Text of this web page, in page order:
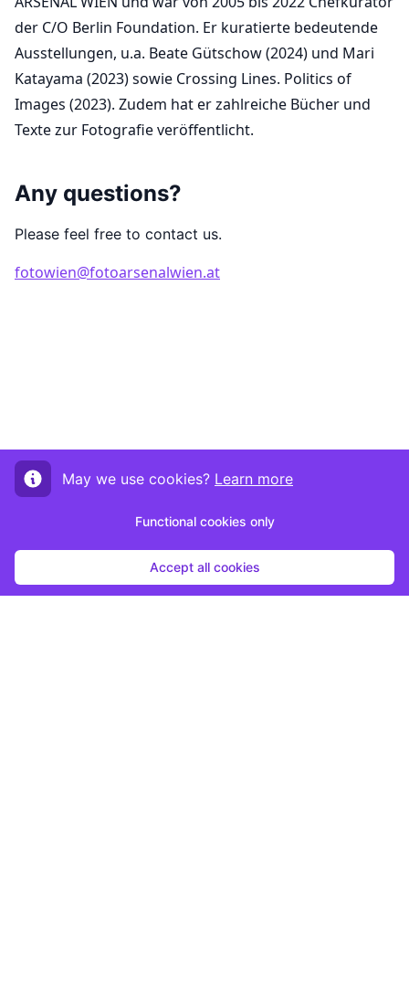
der C/O Berlin Foundation. Er kuratierte bedeutende
Ausstellungen, u.a. Beate Gütschow (2024) und Mari
Katayama (2023) sowie Crossing Lines. Politics of
Images (2023). Zudem hat er zahlreiche Bücher und
Texte zur Fotografie veröffentlicht.
Any questions?
Please feel free to contact us.
fotowien@fotoarsenalwien.at
May we use cookies? Learn more
Functional cookies only
Accept all cookies